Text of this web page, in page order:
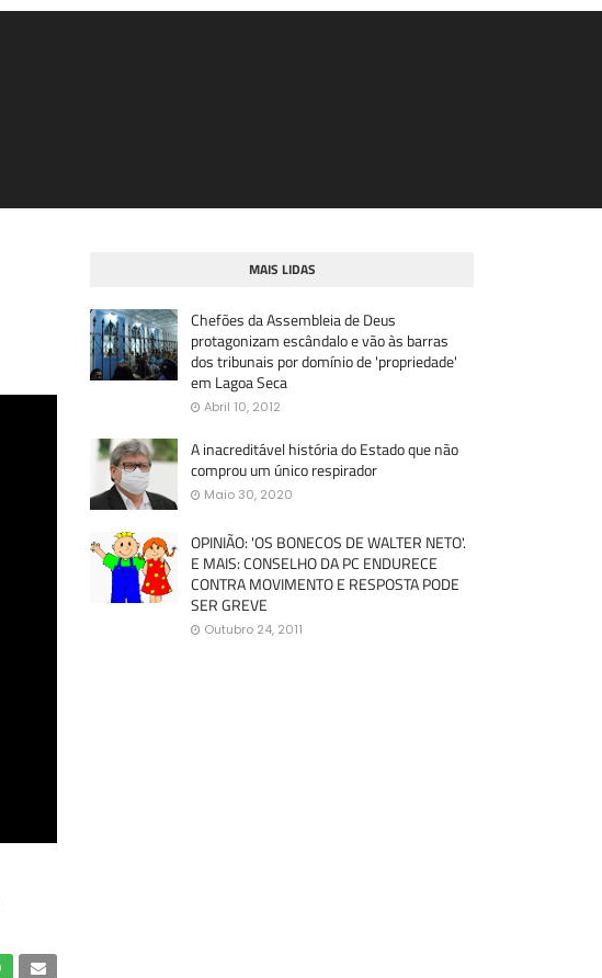
MAIS LIDAS
Chefões da Assembleia de Deus
protagonizam escândalo e vão às barras
dos tribunais por domínio de 'propriedade'
em Lagoa Seca
Abril 10, 2012
A inacreditável história do Estado que não
comprou um único respirador
Maio 30, 2020
OPINIÃO: 'OS BONECOS DE WALTER NETO'.
E MAIS: CONSELHO DA PC ENDURECE
CONTRA MOVIMENTO E RESPOSTA PODE
SER GREVE
Outubro 24, 2011